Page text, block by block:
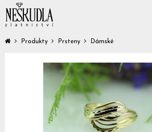
Produkty Prsteny Dámské